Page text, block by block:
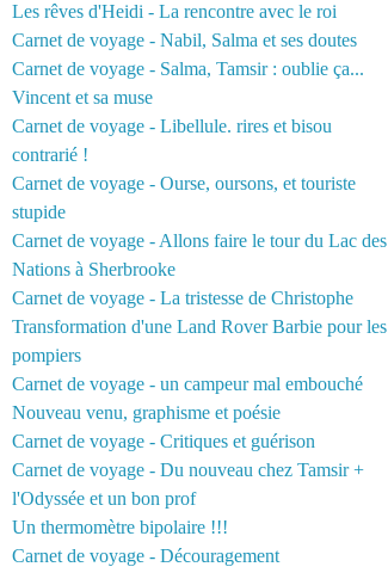
Les rêves d'Heidi - La rencontre avec le roi
Carnet de voyage - Nabil, Salma et ses doutes
Carnet de voyage - Salma, Tamsir : oublie ça...
Vincent et sa muse
Carnet de voyage - Libellule. rires et bisou
contrarié !
Carnet de voyage - Ourse, oursons, et touriste
stupide
Carnet de voyage - Allons faire le tour du Lac des
Nations à Sherbrooke
Carnet de voyage - La tristesse de Christophe
Transformation d'une Land Rover Barbie pour les
pompiers
Carnet de voyage - un campeur mal embouché
Nouveau venu, graphisme et poésie
Carnet de voyage - Critiques et guérison
Carnet de voyage - Du nouveau chez Tamsir +
l'Odyssée et un bon prof
Un thermomètre bipolaire !!!
Carnet de voyage - Découragement